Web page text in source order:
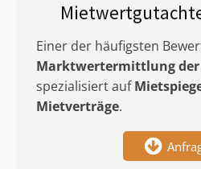
Einer der häufigsten
Marktwertermittlung
spezialisiert auf
Mietverträge.